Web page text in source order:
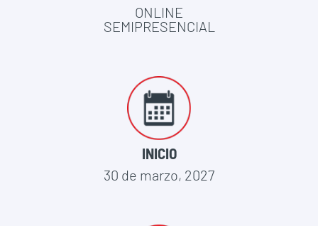
ONLINE
SEMIPRESENCIAL
INICIO
30 de marzo, 2027